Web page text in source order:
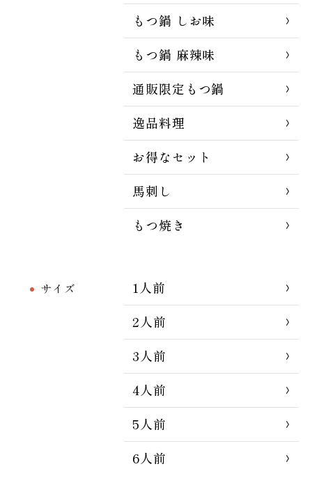
もつ鍋 しお味
もつ鍋 麻辣味
通販限定もつ鍋
逸品料理
お得なセット
馬刺し
もつ焼き
サイズ
1人前
2人前
3人前
4人前
5人前
6人前